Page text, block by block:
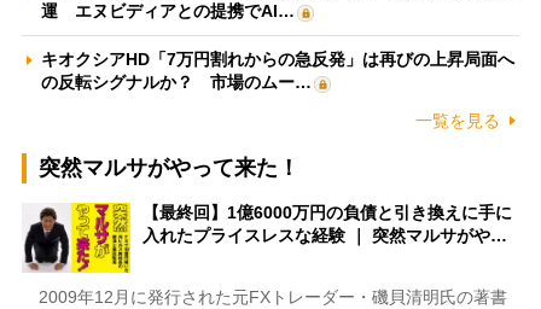
運 エヌビディアとの提携でAI…
キオクシアHD「7万円割れからの急反発」は再びの上昇局面へ
の反転シグナルか？ 市場のムー…
一覧を見る
突然マルサがやって来た！
【最終回】1億6000万円の負債と引き換えに手に
入れたプライスレスな経験 ｜ 突然マルサがや…
2009年12月に発行された元FXトレーダー・磯貝清明氏の著書